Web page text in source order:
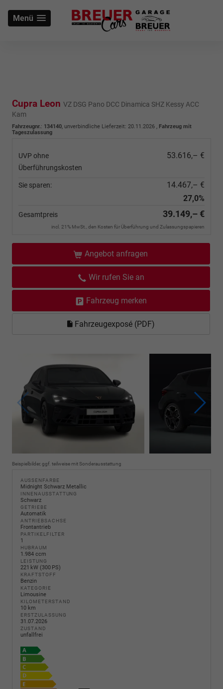
Menü
Cupra Leon VZ DSG Pano DCC Dinamica SHZ Kessy ACC
Kam
Fahrzeugnr.: 134140, unverbindliche Lieferzeit: 20.11.2026 , Fahrzeug mit
Tageszulassung
UVP ohne
Überführungskosten
53.616,– €
Sie sparen:
14.467,– €
27,0%
Gesamtpreis 39.149,– €
incl. 21% MwSt., den Kosten für Überführung und Zulassungspapieren
Angebot anfragen
Wir rufen Sie an
Fahrzeug merken
Fahrzeugexposé (PDF)
Beispielbilder, ggf. teilweise mit Sonderausstattung
AUSSENFARBE
Midnight Schwarz Metallic
INNENAUSSTATTUNG
Schwarz
GETRIEBE
Automatik
ANTRIEBSACHSE
Frontantrieb
PARTIKELFILTER
1
HUBRAUM
1.984 ccm
LEISTUNG
221 kW (300 PS)
KRAFTSTOFF
Benzin
KATEGORIE
Limousine
KILOMETERSTAND
10 km
ERSTZULASSUNG
31.07.2026
ZUSTAND
unfallfrei